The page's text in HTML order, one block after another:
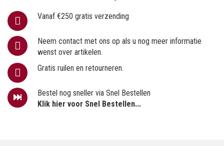
Vanaf €250 gratis verzending
Neem contact met ons op als u nog meer informatie
wenst over artikelen.
Gratis ruilen en retourneren.
Bestel nog sneller via Snel Bestellen
Klik hier voor Snel Bestellen...